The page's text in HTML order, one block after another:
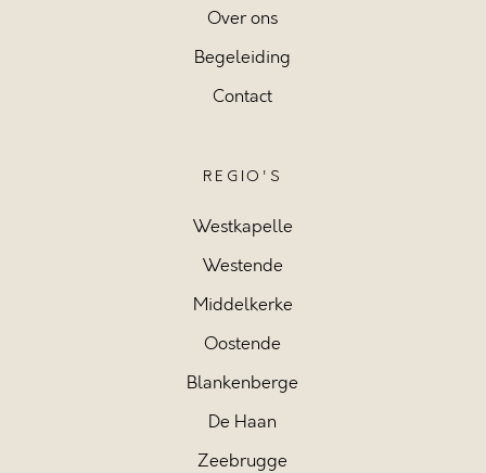
Over ons
Begeleiding
Contact
REGIO'S
Westkapelle
Westende
Middelkerke
Oostende
Blankenberge
De Haan
Zeebrugge